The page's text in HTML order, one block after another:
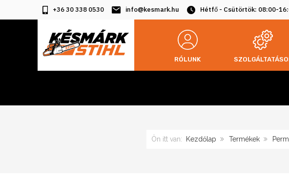
+36 30 338 0530 info@kesmark.hu Hétfő - Csütörtök: 08:00-
RÓLUNK
Ön itt van: Kezdőlap Termékek